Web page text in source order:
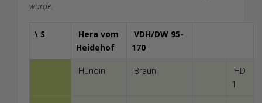
wurde.
\ S
Hera vom
Heidehof
VDH/DW 95-
170
Hündin Braun
HD
1